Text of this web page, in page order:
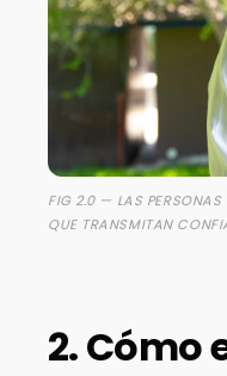
FIG 2.0 — LAS PERSONAS
QUE TRANSMITAN
2. Cómo